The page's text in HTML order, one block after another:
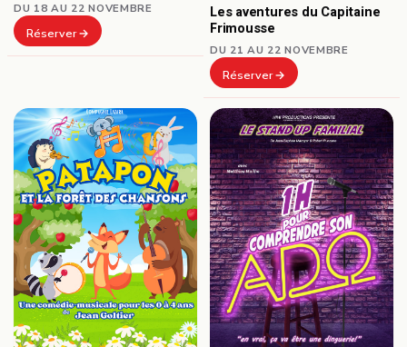
DU 18 AU 22 NOVEMBRE
Réserver
Les aventures du Capitaine
Frimousse
DU 21 AU 22 NOVEMBRE
Réserver